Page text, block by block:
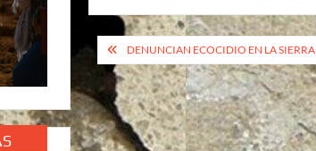
Navegación
de
entradas
DENUNCIAN ECOCIDIO EN LA